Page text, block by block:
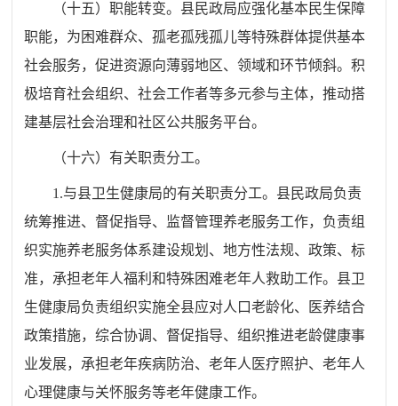
（十五）职能转变。 县民政局应强化基本民生保障
职能，为困难群众、孤老孤残孤儿等特殊群体提供基本
社会服务，促进资源向薄弱地区、领域和环节倾斜。积
极培育社会组织、社会工作者等多元参与主体，推动搭
建基层社会治理和社区公共服务平台。
（十六）有关职责分工。
1.与县卫生健康局的有关职责分工。县民政局负责
统筹推进、督促指导、监督管理养老服务工作， 负责组
织实施养老服务体系建设规划、地方性法规、政策、标
准，承担老年人福利和特殊困难老年人救助工作。 县卫
生健康局负责组织实施全县应对人口老龄化、医养结合
政策措施，综合协调、督促指导、组织推进老龄健康事
业发展，承担老年疾病防治、老年人医疗照护、老年人
心理健康与关怀服务等老年健康工作。